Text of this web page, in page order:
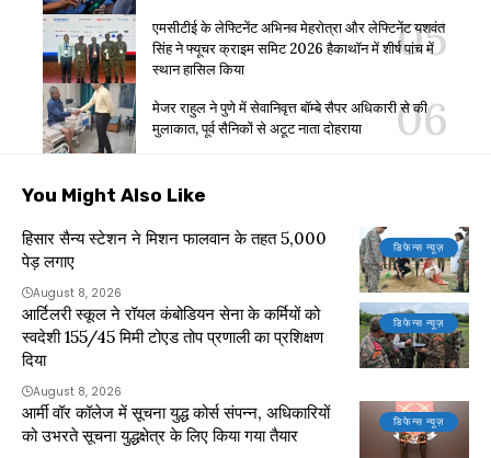
एमसीटीई के लेफ्टिनेंट अभिनव मेहरोत्रा और लेफ्टिनेंट यशवंत
सिंह ने फ्यूचर क्राइम समिट 2026 हैकाथॉन में शीर्ष पांच में
स्थान हासिल किया
मेजर राहुल ने पुणे में सेवानिवृत्त बॉम्बे सैपर अधिकारी से की
मुलाकात, पूर्व सैनिकों से अटूट नाता दोहराया
You Might Also Like
डिफेन्स न्यूज़
हिसार सैन्य स्टेशन ने मिशन फालवान के तहत 5,000
पेड़ लगाए
August 8, 2026
डिफेन्स न्यूज़
आर्टिलरी स्कूल ने रॉयल कंबोडियन सेना के कर्मियों को
स्वदेशी 155/45 मिमी टोएड तोप प्रणाली का प्रशिक्षण
दिया
August 8, 2026
डिफेन्स न्यूज़
आर्मी वॉर कॉलेज में सूचना युद्ध कोर्स संपन्न, अधिकारियों
को उभरते सूचना युद्धक्षेत्र के लिए किया गया तैयार